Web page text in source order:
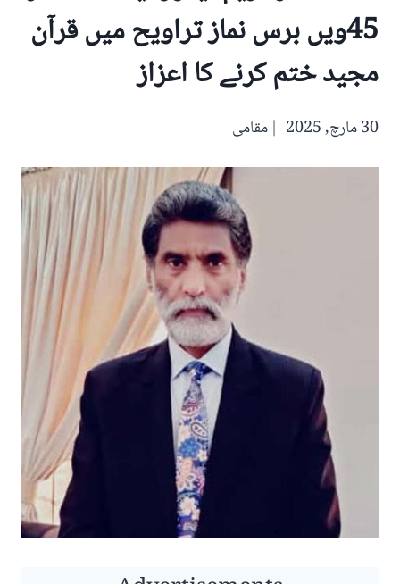
45ویں برس نماز تراویح میں قرآن
مجید ختم کرنے کا اعزاز
30 مارچ, 2025 مقامی